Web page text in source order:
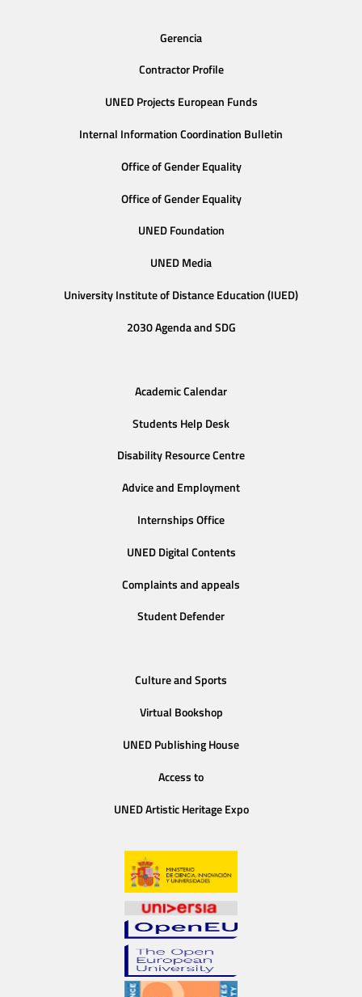
Gerencia
Contractor Profile
UNED Projects European Funds
Internal Information Coordination Bulletin
Office of Gender Equality
Office of Gender Equality
UNED Foundation
UNED Media
University Institute of Distance Education (IUED)
2030 Agenda and SDG
Academic Calendar
Students Help Desk
Disability Resource Centre
Advice and Employment
Internships Office
UNED Digital Contents
Complaints and appeals
Student Defender
Culture and Sports
Virtual Bookshop
UNED Publishing House
Access to
UNED Artistic Heritage Expo